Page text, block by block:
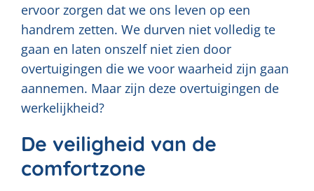
ervoor zorgen dat we ons leven op een
handrem zetten. We durven niet volledig te
gaan en laten onszelf niet zien door
overtuigingen die we voor waarheid zijn gaan
aannemen. Maar zijn deze overtuigingen de
werkelijkheid?
De veiligheid van de
comfortzone